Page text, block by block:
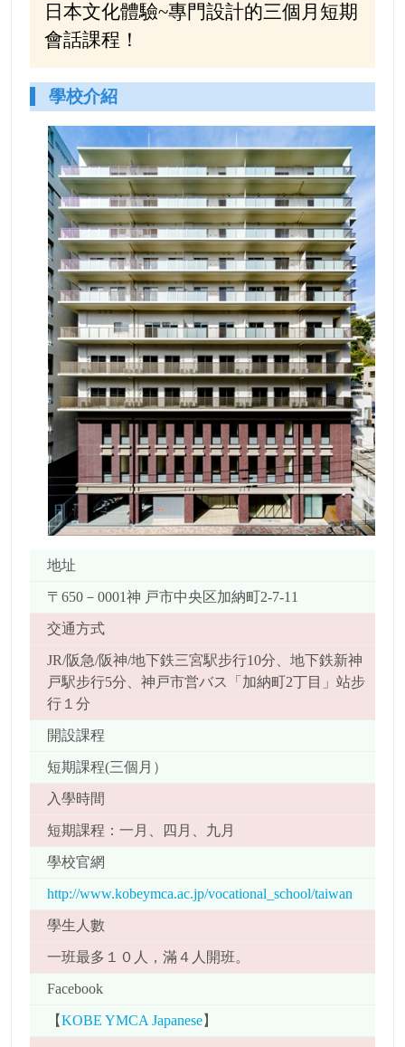
日本文化體驗~專門設計的三個月短期
會話課程！
學校介紹
地址
〒650－0001神 戸市中央区加納町2-7-11
交通方式
JR/阪急/阪神/地下鉄三宮駅步行10分、地下鉄新神
戸駅步行5分、神戸市営バス「加納町2丁目」站步
行１分
開設課程
短期課程(三個月）
入學時間
短期課程：一月、四月、九月
學校官網
http://www.kobeymca.ac.jp/vocational_school/taiwan
學生人數
一班最多１０人，滿４人開班。
Facebook
【KOBE YMCA Japanese】